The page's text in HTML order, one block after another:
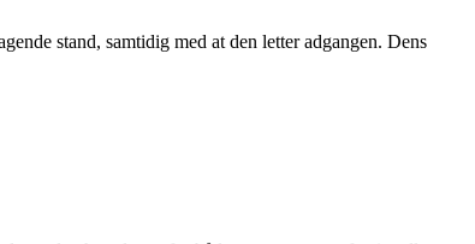
stand, samtidig med at den letter adgangen. Dens